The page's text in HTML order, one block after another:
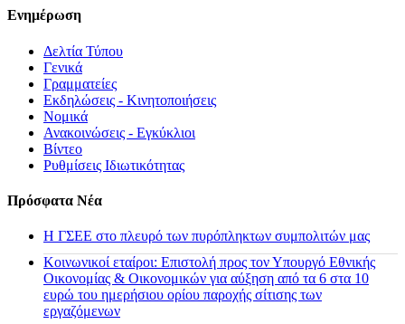
Ενημέρωση
Δελτία Τύπου
Γενικά
Γραμματείες
Εκδηλώσεις - Κινητοποιήσεις
Νομικά
Ανακοινώσεις - Εγκύκλιοι
Βίντεο
Ρυθμίσεις Ιδιωτικότητας
Πρόσφατα Νέα
H ΓΣΕΕ στο πλευρό των πυρόπληκτων συμπολιτών μας
Κοινωνικοί εταίροι: Επιστολή προς τον Υπουργό Εθνικής
Οικονομίας & Οικονομικών για αύξηση από τα 6 στα 10
ευρώ του ημερήσιου ορίου παροχής σίτισης των
εργαζόμενων